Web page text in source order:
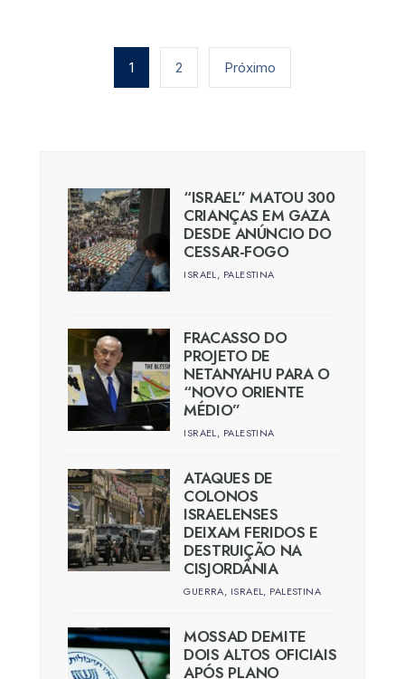
Paginação
1 2 Próximo
“ISRAEL” MATOU 300
CRIANÇAS EM GAZA
DESDE ANÚNCIO DO
CESSAR-FOGO
ISRAEL, PALESTINA
FRACASSO DO
PROJETO DE
NETANYAHU PARA O
“NOVO ORIENTE
MÉDIO”
ISRAEL, PALESTINA
ATAQUES DE
COLONOS
ISRAELENSES
DEIXAM FERIDOS E
DESTRUIÇÃO NA
CISJORDÂNIA
GUERRA, ISRAEL, PALESTINA
MOSSAD DEMITE
DOIS ALTOS OFICIAIS
APÓS PLANO